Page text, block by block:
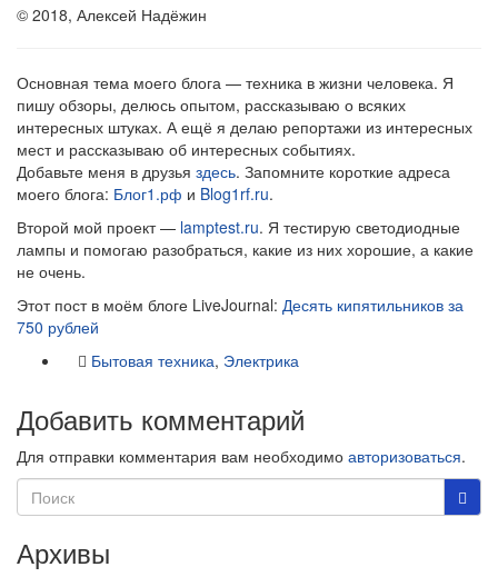
© 2018, Алексей Надёжин
Основная тема моего блога — техника в жизни человека. Я
пишу обзоры, делюсь опытом, рассказываю о всяких
интересных штуках. А ещё я делаю репортажи из интересных
мест и рассказываю об интересных событиях.
Добавьте меня в друзья здесь. Запомните короткие адреса
моего блога: Блог1.рф и Blog1rf.ru.
Второй мой проект — lamptest.ru. Я тестирую светодиодные
лампы и помогаю разобраться, какие из них хорошие, а какие
не очень.
Этот пост в моём блоге LiveJournal: Десять кипятильников за
750 рублей
Бытовая техника, Электрика
Добавить комментарий
Для отправки комментария вам необходимо авторизоваться.
Архивы